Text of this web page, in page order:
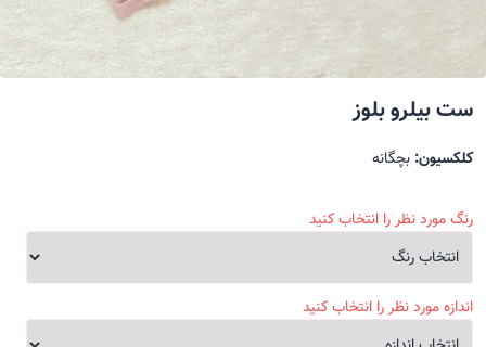
ست بیلرو بلوز
کلکسیون: بچگانه
رنگ مورد نظر را انتخاب کنید
اندازه مورد نظر را انتخاب کنید